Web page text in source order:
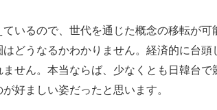
いるので、世代を通じた概念の移転が可
どうなるかわかりません。経済的に台頭
せん。本当ならば、少なくとも日韓台で
好ましい姿だったと思います。